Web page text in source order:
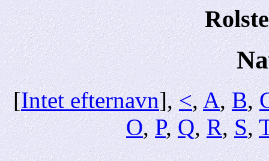
[Intet efternavn],<,A,B,
O,P,Q,R,S,